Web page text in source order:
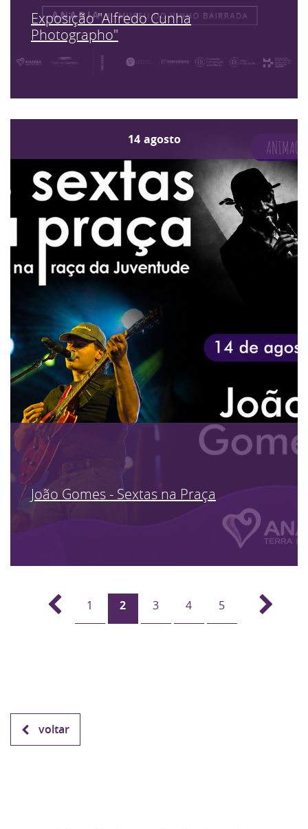
Exposição "Alfredo Cunha
Photographo"
14 agosto
João Gomes - Sextas na Praça
1 2 3 4 5
voltar